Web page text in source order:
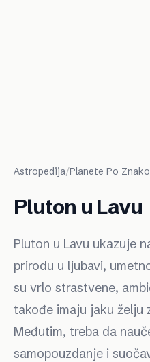
Astropedija/Planete Po
Pluton u Lavu
Pluton u Lavu ukazuje
prirodu u ljubavi,
su vrlo strastvene,
takođe imaju jaku želju
Međutim, treba da
samopouzdanje i